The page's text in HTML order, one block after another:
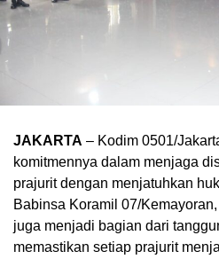
JAKARTA – Kodim 0501/
komitmennya dalam menjaga
prajurit dengan menjatuhkan
Babinsa Koramil 07/
juga menjadi bagian dari
memastikan setiap prajurit